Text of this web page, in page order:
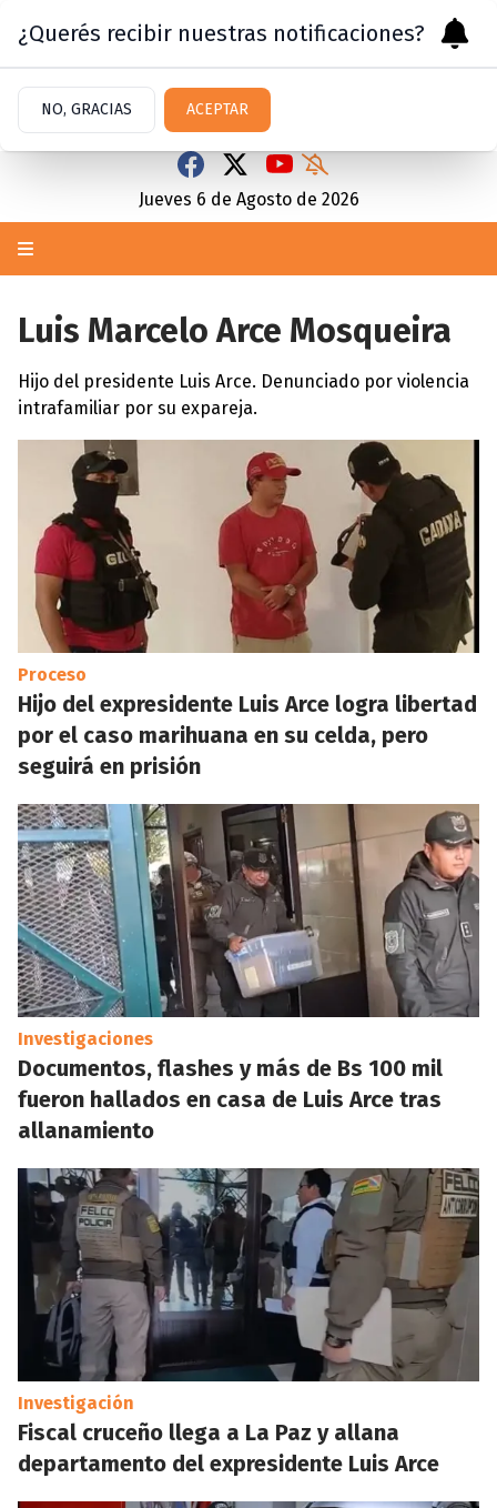
Jueves 6 de Agosto de 2026
Luis Marcelo Arce Mosqueira
Hijo del presidente Luis Arce. Denunciado por violencia
intrafamiliar por su expareja.
Proceso
Hijo del expresidente Luis Arce logra libertad
por el caso marihuana en su celda, pero
seguirá en prisión
Investigaciones
Documentos, flashes y más de Bs 100 mil
fueron hallados en casa de Luis Arce tras
allanamiento
Investigación
Fiscal cruceño llega a La Paz y allana
departamento del expresidente Luis Arce
¿Querés recibir nuestras notificaciones?
NO, GRACIAS ACEPTAR